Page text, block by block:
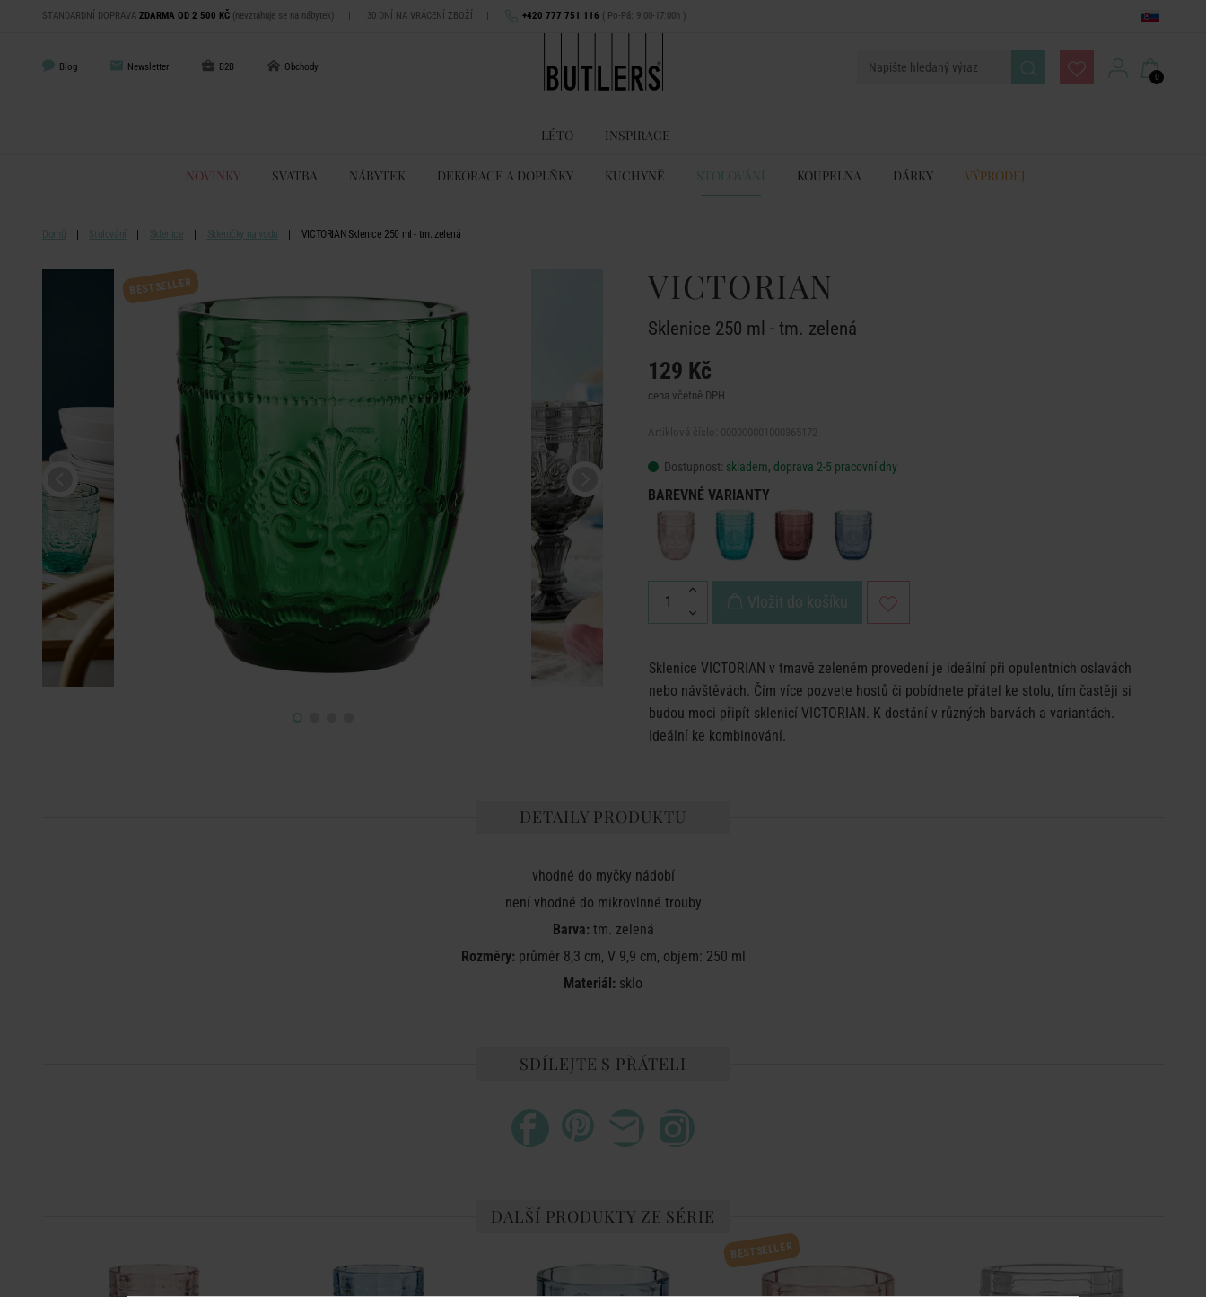
STANDARDNÍ DOPRAVA ZDARMA OD 2 500 KČ (nevztahuje se na nábytek) | 30 DNÍ NA VRÁCENÍ ZBOŽÍ | +420 777 751 116 ( Po-Pá: 9:00-17:00h )
Blog Newsletter B2B Obchody
0
LÉTO INSPIRACE
NOVINKY SVATBA NÁBYTEK DEKORACE A DOPLŇKY KUCHYNĚ STOLOVÁNÍ KOUPELNA DÁRKY VÝPRODEJ
Domů Stolování Sklenice Skleničky na vodu VICTORIAN Sklenice 250 ml - tm. zelená
BESTSELLER VICTORIAN
Sklenice 250 ml - tm. zelená
129 Kč
cena včetně DPH
Dostupnost: skladem, doprava 2-5 pracovní dny
BAREVNÉ VARIANTY
Vložit do košíku
Sklenice VICTORIAN v tmavě zeleném provedení je ideální při opulentních oslavách
nebo návštěvách. Čím více pozvete hostů či pobídnete přátel ke stolu, tím častěji si
budou moci připít sklenicí VICTORIAN. K dostání v různých barvách a variantách.
Ideální ke kombinování.
DETAILY PRODUKTU
vhodné do myčky nádobí
není vhodné do mikrovlnné trouby
Barva:tm. zelená
Rozměry:průměr 8,3 cm, V 9,9 cm, objem: 250 ml
Materiál: sklo
SDÍLEJTE S PŘÁTELI
DALŠÍ PRODUKTY ZE SÉRIE
BESTSELLER